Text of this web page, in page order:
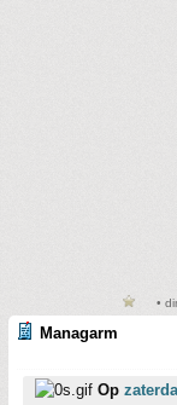
•
Managarm
Op